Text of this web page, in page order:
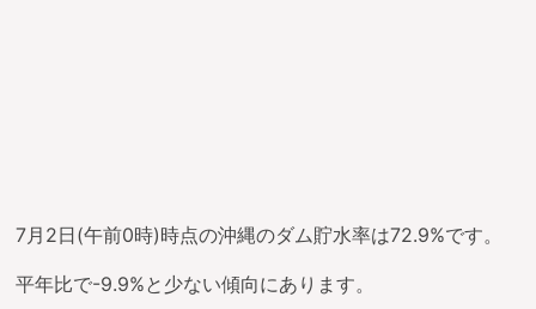
7月2日(午前0時)時点の沖縄のダム貯水率は72.9%です。
平年比で-9.9%と少ない傾向にあります。